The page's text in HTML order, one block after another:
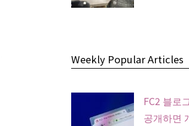
Weekly Popular Articles
FC2 블로
공개하면